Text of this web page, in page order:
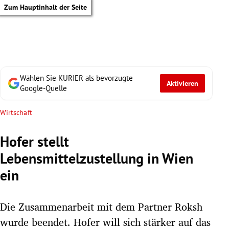
Zum Hauptinhalt der Seite
Wählen Sie KURIER als bevorzugte
Google-Quelle
Aktivieren
Wirtschaft
Hofer stellt
Lebensmittelzustellung in Wien
ein
Die Zusammenarbeit mit dem Partner Roksh
wurde beendet. Hofer will sich stärker auf das